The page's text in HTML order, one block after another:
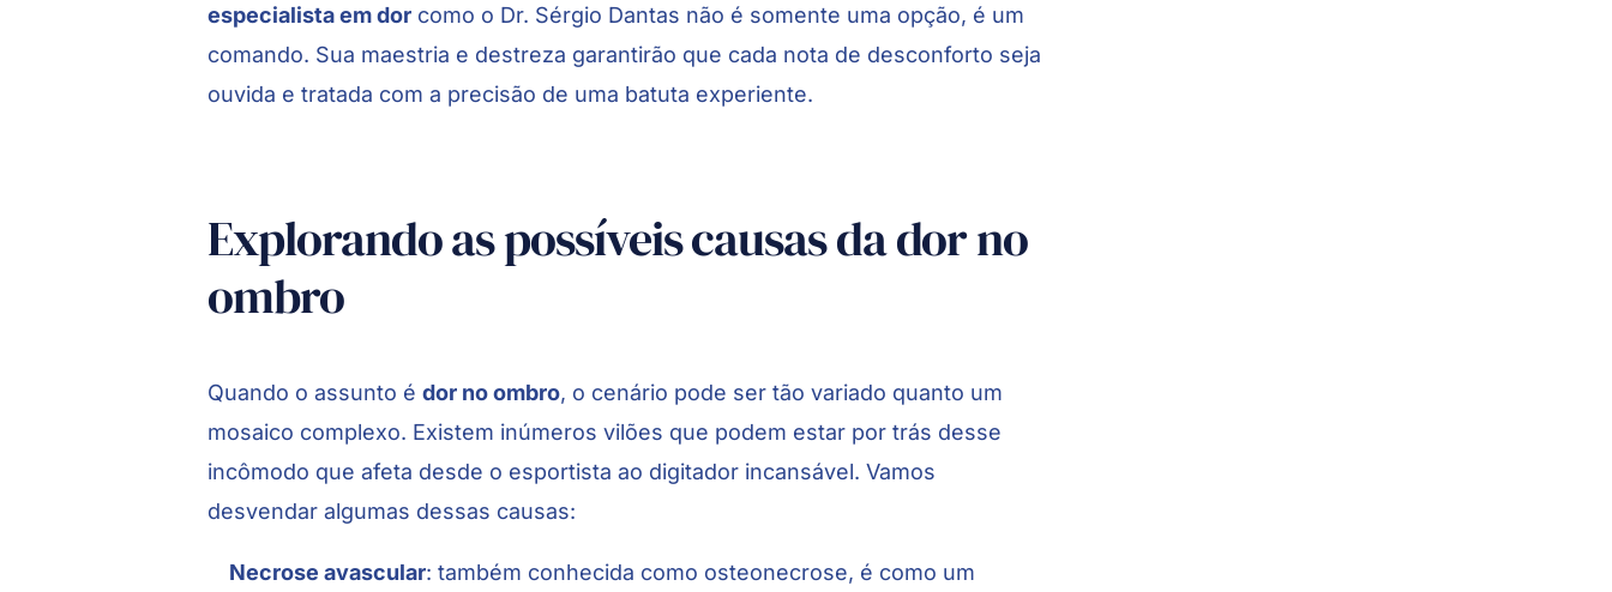
especialista em dor como o Dr. Sérgio Dantas não é somente uma opção, é um
comando. Sua maestria e destreza garantirão que cada nota de desconforto seja
ouvida e tratada com a precisão de uma batuta experiente.
Explorando as possíveis causas da dor no
ombro
Quando o assunto édor no ombro, o cenário pode ser tão variado quanto um
mosaico complexo. Existem inúmeros vilões que podem estar por trás desse
incômodo que afeta desde o esportista ao digitador incansável. Vamos
desvendar algumas dessas causas:
Necrose avascular: também conhecida como osteonecrose, é como um